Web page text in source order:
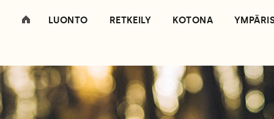
LUONTO RETKEILY KOTONA